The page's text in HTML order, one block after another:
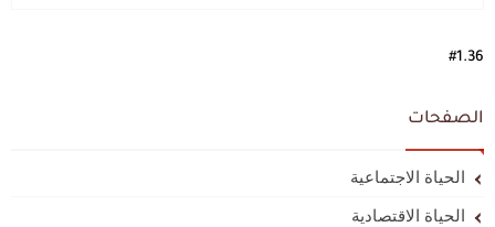
#1.36
الصفحات
الحياة الاجتماعية
الحياة الاقتصادية